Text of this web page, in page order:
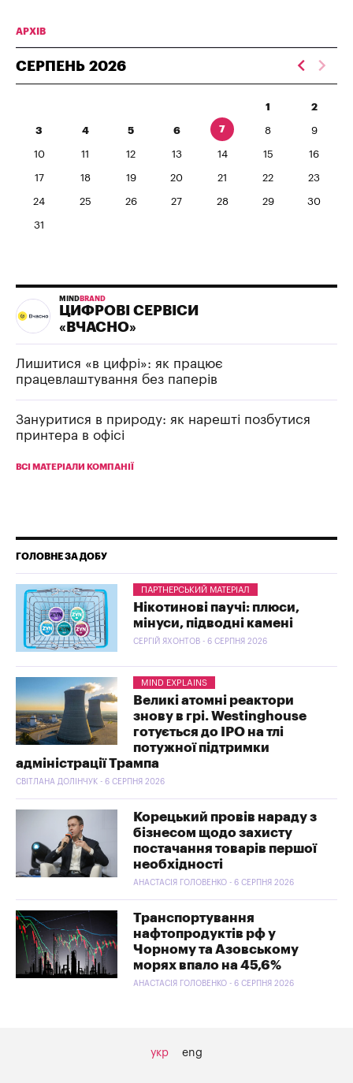
АРХІВ
СЕРПЕНЬ 2026
1 2
3 4 5 6 7 8 9
10 11 12 13 14 15 16
17 18 19 20 21 22 23
24 25 26 27 28 29 30
31
MIND BRAND
ЦИФРОВІ СЕРВІСИ
«ВЧАСНО»
Лишитися «в цифрі»: як працює
працевлаштування без паперів
Зануритися в природу: як нарешті позбутися
принтера в офісі
ВСІ МАТЕРІАЛИ КОМПАНІЇ
ГОЛОВНЕ ЗА ДОБУ
ПАРТНЕРСЬКИЙ МАТЕРІАЛ
Нікотинові паучі: плюси,
мінуси, підводні камені
СЕРГІЙ ЯХОНТОВ - 6 СЕРПНЯ 2026
MIND EXPLAINS
Великі атомні реактори
знову в грі. Westinghouse
готується до IPO на тлі
потужної підтримки
адміністрації Трампа
СВІТЛАНА ДОЛІНЧУК - 6 СЕРПНЯ 2026
Корецький провів нараду з
бізнесом щодо захисту
постачання товарів першої
необхідності
АНАСТАСІЯ ГОЛОВЕНКО - 6 СЕРПНЯ 2026
Транспортування
нафтопродуктів рф у
Чорному та Азовському
морях впало на 45,6%
АНАСТАСІЯ ГОЛОВЕНКО - 6 СЕРПНЯ 2026
укр eng